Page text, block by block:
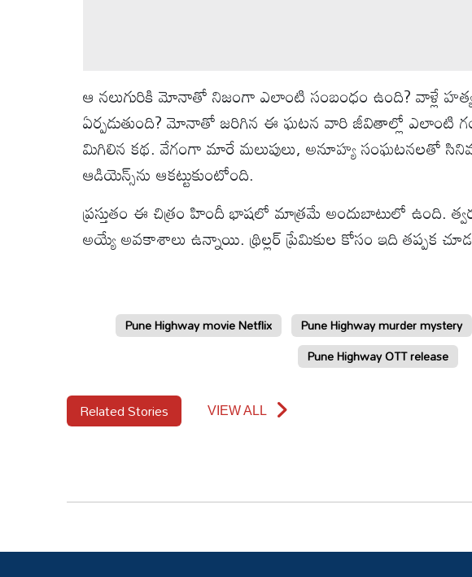
ఆ నలుగురికి మోనాతో నిజంగా ఎలాంటి సంబంధం ఉంది? వాళ్లే
ఏర్పడుతుంది? మోనాతో జరిగిన ఈ ఘటన వారి జీవితాల్లో ఎలాంటి
మిగిలిన కథ. వేగంగా మారే మలుపులు, అనూహ్య సంఘటనలతో సినిమా
ఆడియెన్స్‌ను ఆకట్టుకుంటోంది.
ప్రస్తుతం ఈ చిత్రం హిందీ భాషలో మాత్రమే అందుబాటులో ఉంది.
అయ్యే అవకాశాలు ఉన్నాయి. థ్రిల్లర్ ప్రేమికుల కోసం ఇది తప్పక
Pune Highway movie Netflix Pune Highway murder mystery
Pune Highway OTT release
Related Stories VIEW ALL